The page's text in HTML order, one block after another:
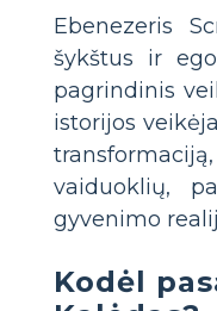
Ebenezeris
šykštus ir
pagrindinis
istorijos
vaiduoklių,
gyvenimo
Kodėl